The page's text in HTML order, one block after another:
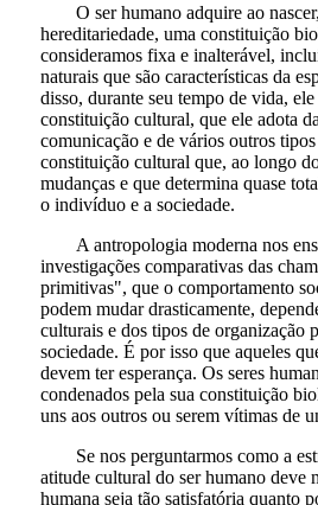
O ser humano adquire ao
hereditariedade, uma constituição
consideramos fixa e inalterável,
naturais que são características da
disso, durante seu tempo de vida,
constituição cultural, que ele adota
comunicação e de vários outros
constituição cultural que, ao longo
mudanças e que determina quase
o indivíduo e a sociedade.
A antropologia moderna nos
investigações comparativas das
primitivas", que o comportamento
podem mudar drasticamente,
culturais e dos tipos de organização
sociedade. É por isso que aqueles
devem ter esperança. Os seres
condenados pela sua constituição
uns aos outros ou serem vítimas de
Se nos perguntarmos como a
atitude cultural do ser humano deve
humana seja tão satisfatória quanto